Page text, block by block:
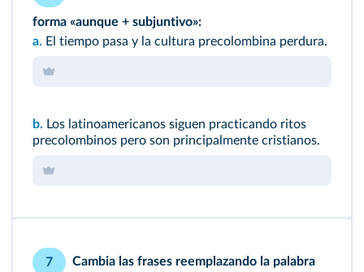
forma «aunque + subjuntivo»:
a. El tiempo pasa y la cultura precolombina perdura.
b. Los latinoamericanos siguen practicando ritos
precolombinos pero son principalmente cristianos.
7 Cambia las frases reemplazando la palabra